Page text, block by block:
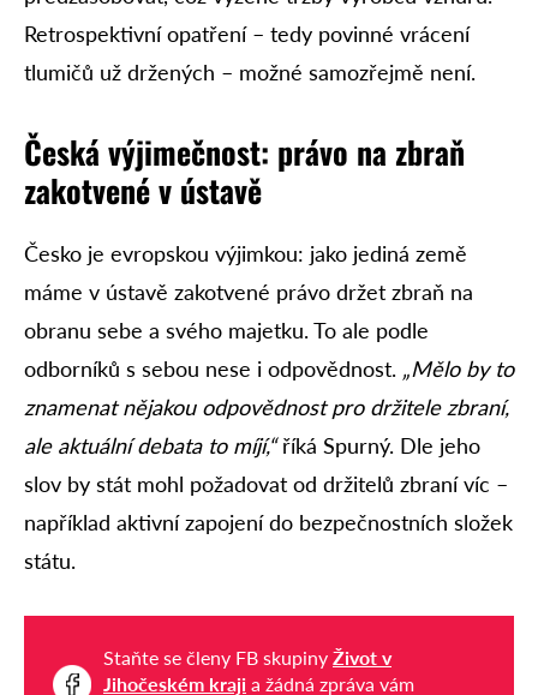
Retrospektivní opatření – tedy povinné vrácení
tlumičů už držených – možné samozřejmě není.
Česká výjimečnost: právo na zbraň
zakotvené v ústavě
Česko je evropskou výjimkou: jako jediná země
máme v ústavě zakotvené právo držet zbraň na
obranu sebe a svého majetku. To ale podle
odborníků s sebou nese i odpovědnost. „Mělo by to
znamenat nějakou odpovědnost pro držitele zbraní,
ale aktuální debata to míjí,“říká Spurný. Dle jeho
slov by stát mohl požadovat od držitelů zbraní víc –
například aktivní zapojení do bezpečnostních složek
státu.
Staňte se členy FB skupiny Život v
Jihočeském kraji a žádná zpráva vám